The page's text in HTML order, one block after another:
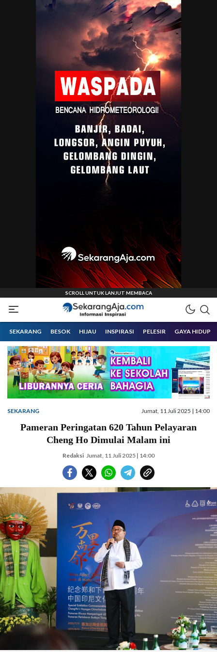
Sekarangaja
Informasi Inspirasi Malang Raya
SEKARANG BESOK HIJAU INSPIRASI PELESIR GAYA HIDUP
SEKARANG Jumat, 11 Juli 2025 | 14:00
Pameran Peringatan 620 Tahun Pelayaran
Cheng Ho Dimulai Malam ini
Redaksi Jumat, 11 Juli 2025 | 14:00